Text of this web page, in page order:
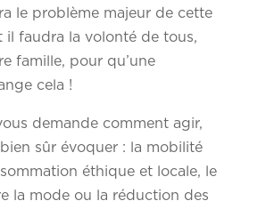
le problème majeur de cette
il faudra la volonté de tous,
famille, pour qu’une
cela !
demande comment agir,
sûr évoquer : la mobilité
éthique et locale, le
la mode ou la réduction des